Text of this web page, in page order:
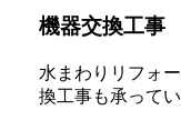
機器交換工事
水まわりリフォ
換工事も承ってい